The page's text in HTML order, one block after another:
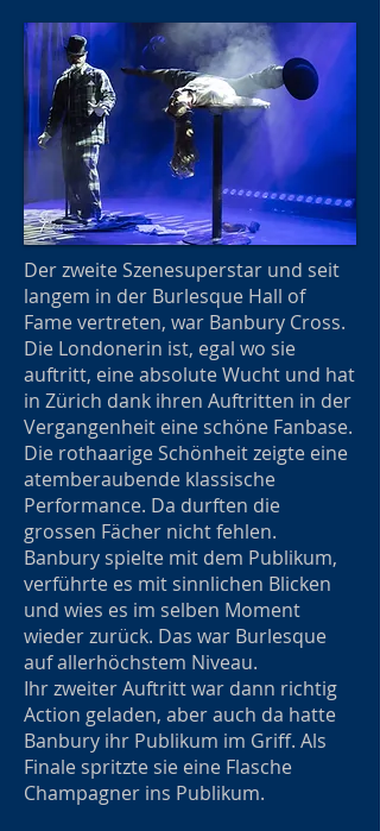
Der zweite Szenesuperstar und seit
langem in der Burlesque Hall of
Fame vertreten, war Banbury Cross.
Die Londonerin ist, egal wo sie
auftritt, eine absolute Wucht und hat
in Zürich dank ihren Auftritten in der
Vergangenheit eine schöne Fanbase.
Die rothaarige Schönheit zeigte eine
atemberaubende klassische
Performance. Da durften die
grossen Fächer nicht fehlen.
Banbury spielte mit dem Publikum,
verführte es mit sinnlichen Blicken
und wies es im selben Moment
wieder zurück. Das war Burlesque
auf allerhöchstem Niveau.
Ihr zweiter Auftritt war dann richtig
Action geladen, aber auch da hatte
Banbury ihr Publikum im Griff. Als
Finale spritzte sie eine Flasche
Champagner ins Publikum.